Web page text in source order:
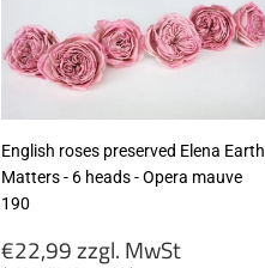
excl.)
English roses preserved Elena Earth
Matters - 6 heads - Opera mauve
190
Regular
€22,99 zzgl. MwSt